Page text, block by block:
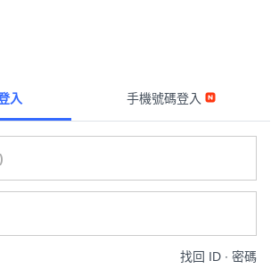
入 手機號碼登入
找回 ID ∙ 密碼